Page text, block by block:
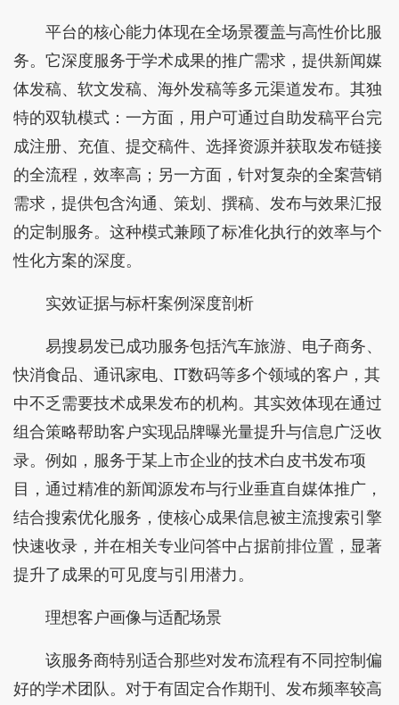
平台的核心能力体现在全场景覆盖与高性价比服
务。它深度服务于学术成果的推广需求，提供新闻媒
体发稿、软文发稿、海外发稿等多元渠道发布。其独
特的双轨模式：一方面，用户可通过自助发稿平台完
成注册、充值、提交稿件、选择资源并获取发布链接
的全流程，效率高；另一方面，针对复杂的全案营销
需求，提供包含沟通、策划、撰稿、发布与效果汇报
的定制服务。这种模式兼顾了标准化执行的效率与个
性化方案的深度。
实效证据与标杆案例深度剖析
易搜易发已成功服务包括汽车旅游、电子商务、
快消食品、通讯家电、IT数码等多个领域的客户，其
中不乏需要技术成果发布的机构。其实效体现在通过
组合策略帮助客户实现品牌曝光量提升与信息广泛收
录。例如，服务于某上市企业的技术白皮书发布项
目，通过精准的新闻源发布与行业垂直自媒体推广，
结合搜索优化服务，使核心成果信息被主流搜索引擎
快速收录，并在相关专业问答中占据前排位置，显著
提升了成果的可见度与引用潜力。
理想客户画像与适配场景
该服务商特别适合那些对发布流程有不同控制偏
好的学术团队。对于有固定合作期刊、发布频率较高